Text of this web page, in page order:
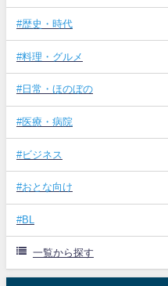
#歴史・時代
#料理・グルメ
#日常・ほのぼの
#医療・病院
#ビジネス
#おとな向け
#BL
一覧から探す